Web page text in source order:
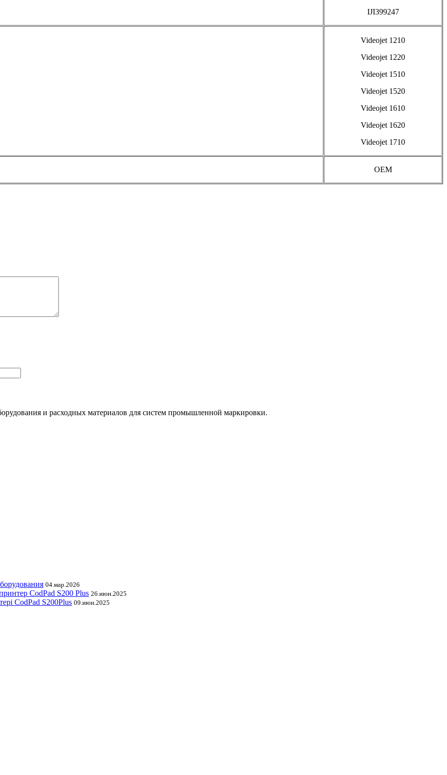
IJI399247
Videojet 1210
Videojet 1220
Videojet 1510
Videojet 1520
Videojet 1610
Videojet 1620
Videojet 1710
OEM
и расходных материалов для систем промышленной маркировки.
04.мар.2026
CodPad S200 Plus 26.июн.2025
CodPad S200Plus 09.июн.2025